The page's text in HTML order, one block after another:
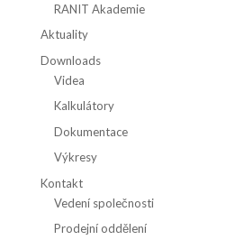
RANIT Akademie
Aktuality
Downloads
Videa
Kalkulátory
Dokumentace
Výkresy
Kontakt
Vedení společnosti
Prodejní oddělení